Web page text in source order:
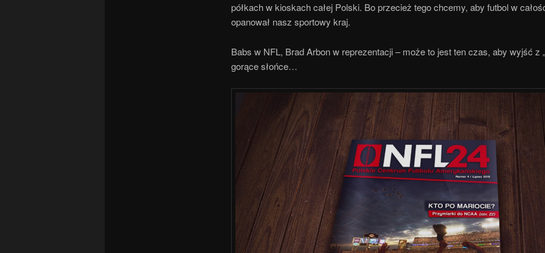
półkach w kioskach całej Polski. Bo przecież tego chcemy, aby futbol w
opanował nasz sportowy kraj.
Babs w NFL, Brad Arbon w reprezentacji – może to jest ten czas, aby wyjść z
gorące słońce…